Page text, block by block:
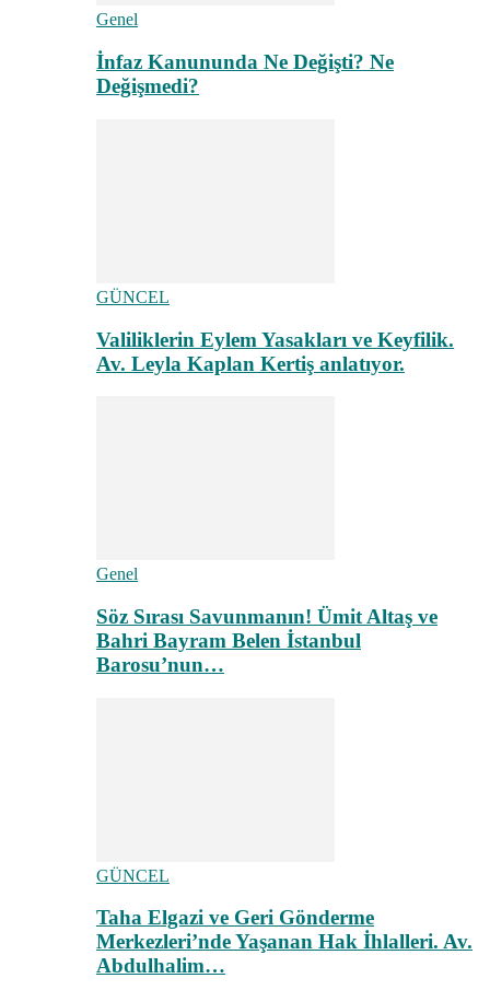
Genel
İnfaz Kanununda Ne Değişti? Ne
Değişmedi?
GÜNCEL
Valiliklerin Eylem Yasakları ve Keyfilik.
Av. Leyla Kaplan Kertiş anlatıyor.
Genel
Söz Sırası Savunmanın! Ümit Altaş ve
Bahri Bayram Belen İstanbul
Barosu’nun…
GÜNCEL
Taha Elgazi ve Geri Gönderme
Merkezleri’nde Yaşanan Hak İhlalleri. Av.
Abdulhalim…